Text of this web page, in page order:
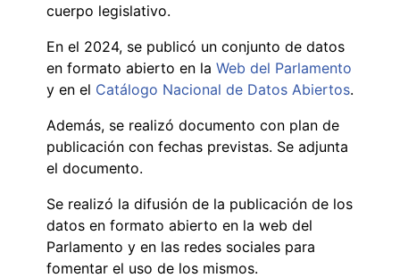
cuerpo legislativo.
En el 2024, se publicó un conjunto de datos
en formato abierto en la Web del Parlamento
y en el Catálogo Nacional de Datos Abiertos.
Además, se realizó documento con plan de
publicación con fechas previstas. Se adjunta
el documento.
Se realizó la difusión de la publicación de los
datos en formato abierto en la web del
Parlamento y en las redes sociales para
fomentar el uso de los mismos.